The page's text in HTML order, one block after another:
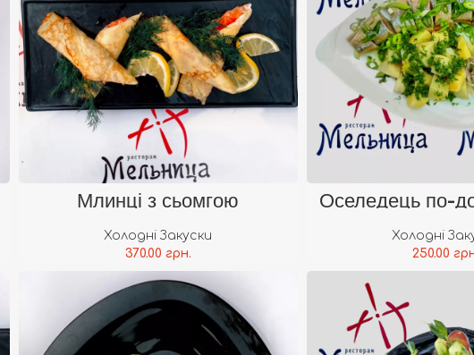
Млинці з сьомгою
Холодні Закуски
370.00 грн.
Оселедець по-
Холодні
250.00